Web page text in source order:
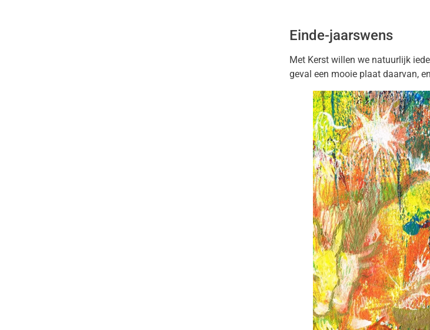
Einde-jaarswens
Met Kerst willen we natuurlijk
geval een mooie plaat daarvan,